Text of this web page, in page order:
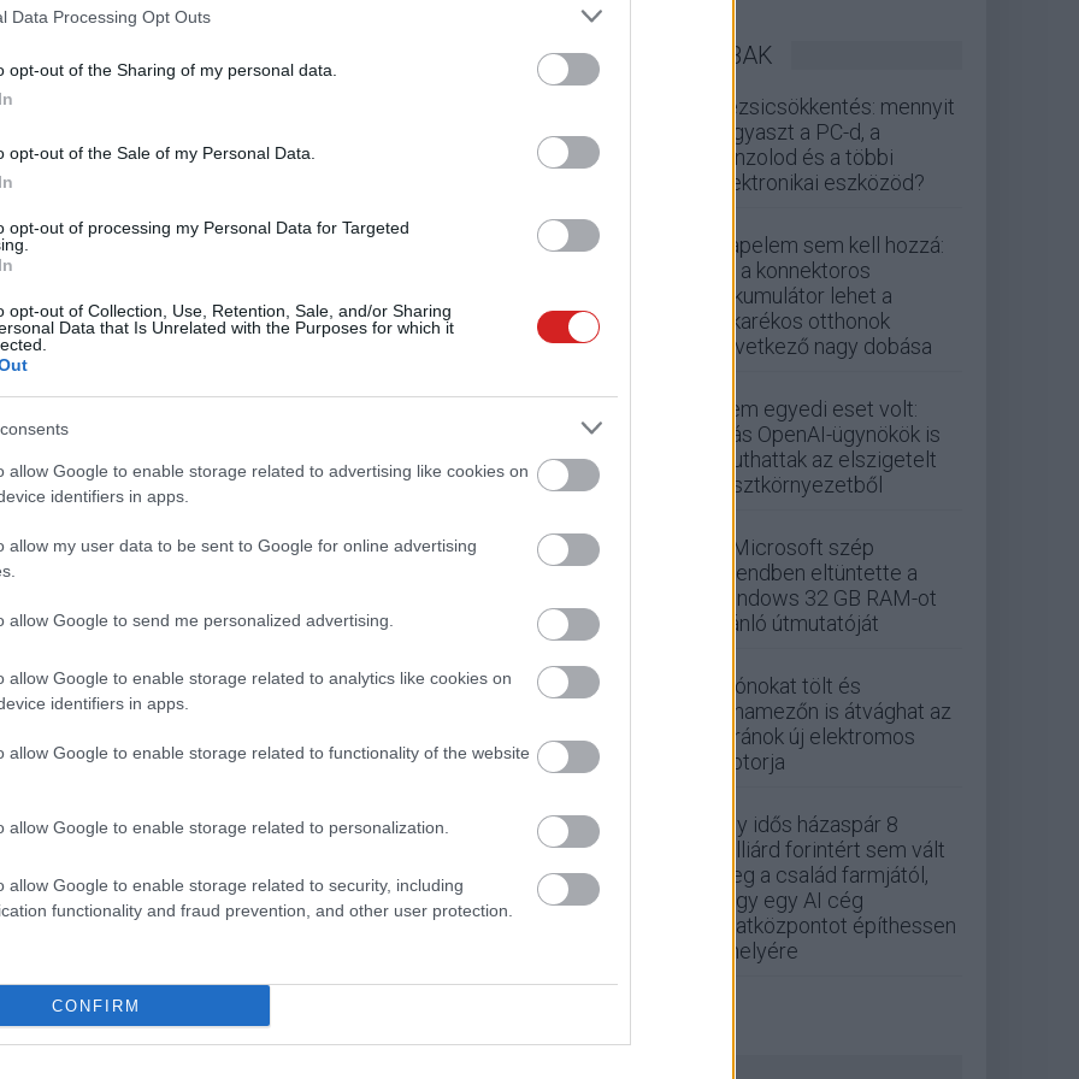
Data Processing Opt Outs
opt-out of the Sharing of my personal data.
opt-out of the Sale of my Personal Data.
opt-out of processing my Personal Data for Targeted
opt-out of Collection, Use, Retention, Sale, and/or Sharing
Data that Is Unrelated with the Purposes for which it
allow Google to enable storage related to advertising like cookies on
identifiers in apps.
allow my user data to be sent to Google for online advertising
allow Google to send me personalized advertising.
allow Google to enable storage related to analytics like cookies on
identifiers in apps.
allow Google to enable storage related to functionality of the website
allow Google to enable storage related to personalization.
allow Google to enable storage related to security, including
functionality and fraud prevention, and other user protection.
CONFIRM
XFX Radeon RX 460 Core Edition
válasza a GeForce GTX 1050 Ti-
és a Radeon RX 470 közé érkezhet az AMD legújabb
közvetlen ellenfelének ígérkezik a Pascal GPU-s kártya.
a HIS Radeon RX 460 iCooler OC
az első passzív hűtéses Radeon
a laptopos Radeon RX 460
hasonló teljesítményt nyújt az asztali PC-s
LEGOLVASOTTABBAK
Rezsicsökkentés: mennyit
fogyaszt a PC-d, a
konzolod és a többi
elektronikai eszközöd?
Napelem sem kell hozzá:
ez a konnektoros
akkumulátor lehet a
takarékos otthonok
következő nagy dobása
Nem egyedi eset volt:
más OpenAI-ügynökök is
kijuthattak az elszigetelt
tesztkörnyezetből
A Microsoft szép
csendben eltüntette a
Windows 32 GB RAM-ot
ajánló útmutatóját
Drónokat tölt és
aknamezőn is átvághat az
ukránok új elektromos
motorja
Egy idős házaspár 8
milliárd forintért sem vált
meg a család farmjától,
hogy egy AI cég
adatközpontot építhessen
a helyére